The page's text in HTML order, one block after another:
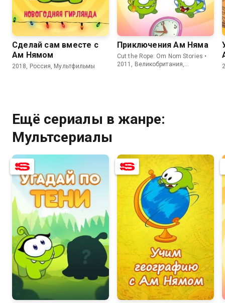
7.9
Сделай сам вместе с
Ам Нямом
2018, Россия, Мультфильмы
8.3 6.0
Приключения Ам Няма
Cut the Rope: Om Nom Stories •
2011, Великобритания,
Ещё сериалы в жанре:
Мультсериалы
8.3 8.5